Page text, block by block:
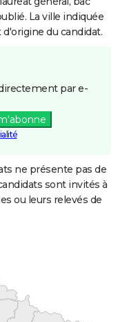
La ville indiquée
du candidat.
par e-
ne présente pas de
sont invités à
ou leurs relevés de